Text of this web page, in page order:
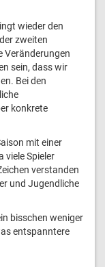
wieder den
zweiten
Veränderungen
sein, dass wir
Bei den
konkrete
mit einer
viele Spieler
verstanden
und Jugendliche
bisschen weniger
entspanntere